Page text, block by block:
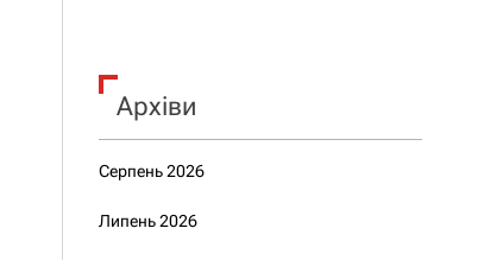
Архіви
Серпень 2026
Липень 2026